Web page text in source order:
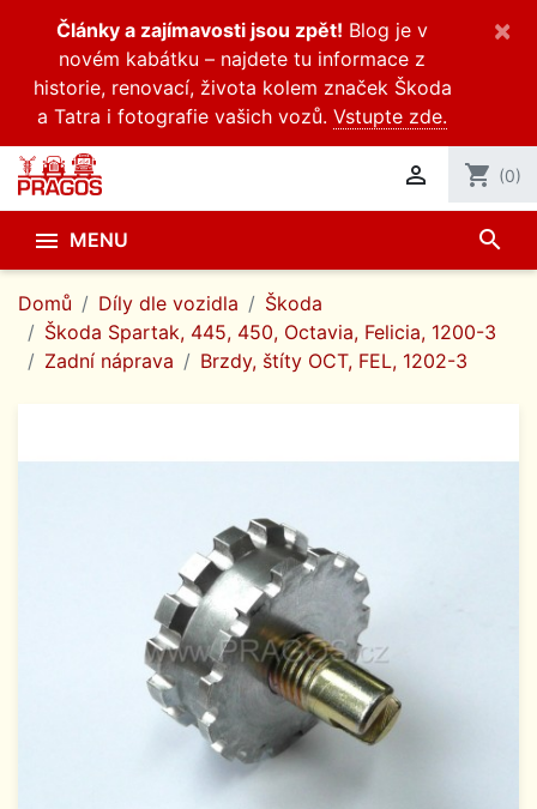
Články a zajímavosti jsou zpět! Blog je v
novém kabátku – najdete tu informace z
historie, renovací, života kolem značek Škoda
a Tatra i fotografie vašich vozů. Vstupte zde.
×
 shopping_cart (0)
 MENU search
Domů Díly dle vozidla
Škoda
Škoda Spartak, 445, 450, Octavia, Felicia, 1200-3
Zadní náprava
Brzdy, štíty OCT, FEL, 1202-3